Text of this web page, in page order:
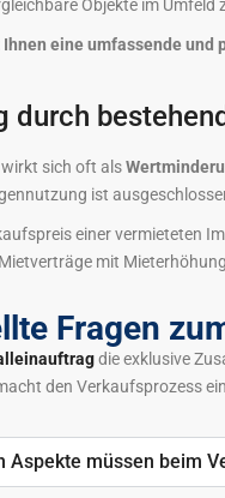
Objekte im
eine umfassende und
durch
sich oft als
ist
einer vermieteten
mit
Fragen
die exklusive
den Verkaufsprozess
Aspekte müssen beim